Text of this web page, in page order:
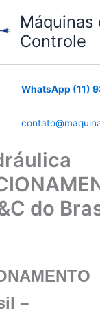
Máquinas
Controle
WhatsApp (11)
do
–